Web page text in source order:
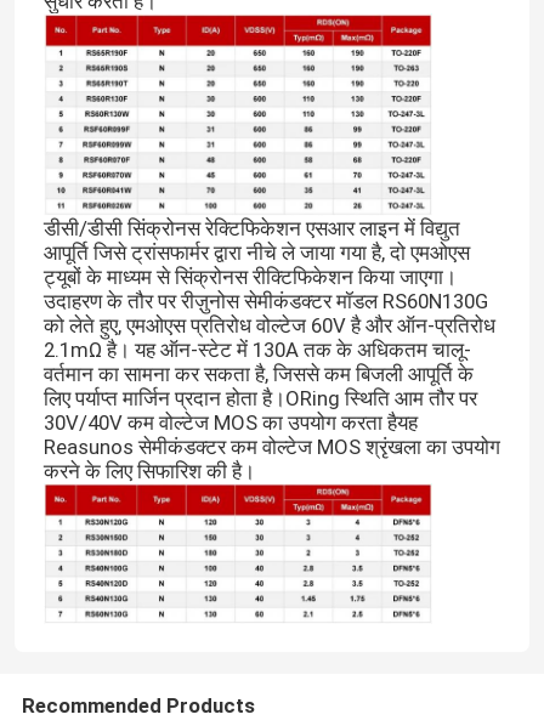
डीसी/डीसी सिंक्रोनस रेक्टिफिकेशन एसआर लाइन में विद्युत
आपूर्ति जिसे ट्रांसफार्मर द्वारा नीचे ले जाया गया है, दो एमओएस
ट्यूबों के माध्यम से सिंक्रोनस रीक्टिफिकेशन किया जाएगा।
उदाहरण के तौर पर रीज़ुनोस सेमीकंडक्टर मॉडल RS60N130G
को लेते हुए, एमओएस प्रतिरोध वोल्टेज 60V है और ऑन-प्रतिरोध
2.1mΩ है। यह ऑन-स्टेट में 130A तक के अधिकतम चालू-
वर्तमान का सामना कर सकता है, जिससे कम बिजली आपूर्ति के
लिए पर्याप्त मार्जिन प्रदान होता है।ORing स्थिति आम तौर पर
30V/40V कम वोल्टेज MOS का उपयोग करता हैयह
Reasunos सेमीकंडक्टर कम वोल्टेज MOS श्रृंखला का उपयोग
करने के लिए सिफारिश की है।
Recommended Products